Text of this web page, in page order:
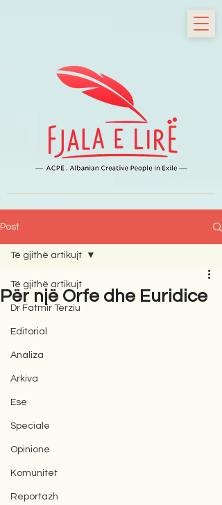
Post
Të gjithë artikujt
Dr Fatmir Terziu
Editorial
Analiza
Arkiva
Ese
Speciale
Opinione
Komunitet
Reportazh
Të gjithë artikujt
Për një Orfe dhe Euridice